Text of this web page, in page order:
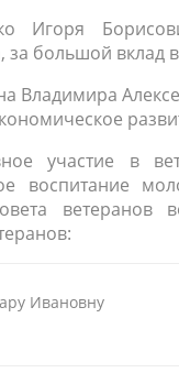
Игоря
за большой вклад
Владимира
участие в
воспитание
Ивановну